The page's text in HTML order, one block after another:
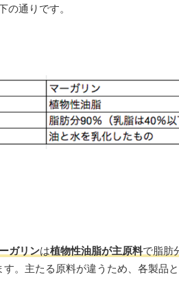
通りです。
ガリンは植物性油脂が主原料で脂肪
す。主たる原料が違うため、各製品